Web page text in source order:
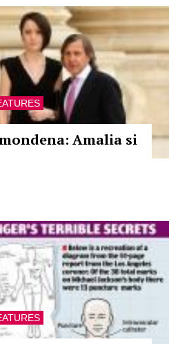
Amalia si